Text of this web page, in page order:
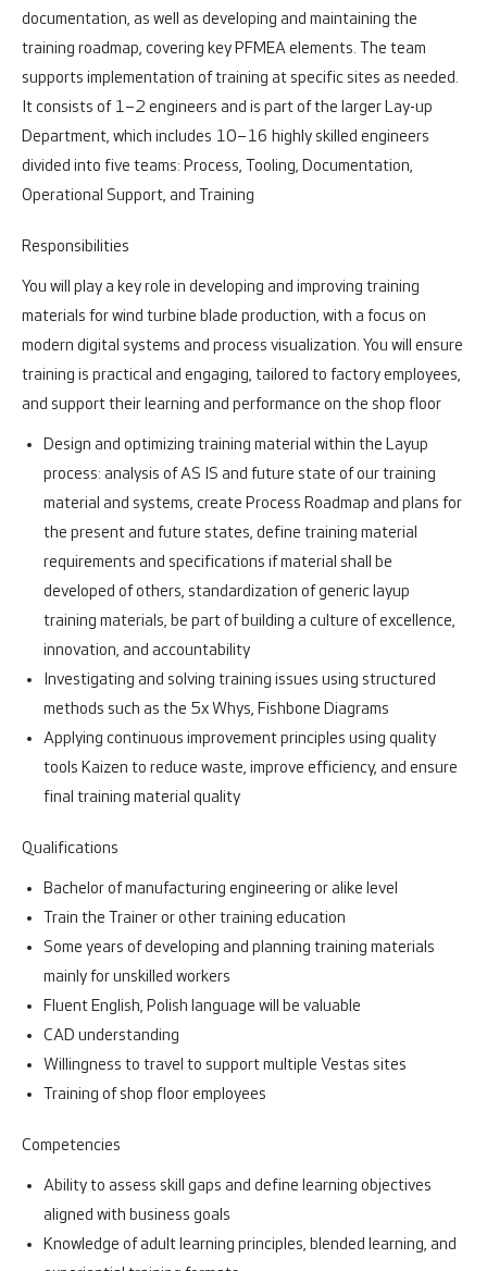
documentation, as well as developing and maintaining the
training roadmap, covering key PFMEA elements. The team
supports implementation of training at specific sites as needed.
It consists of 1–2 engineers and is part of the larger Lay-up
Department, which includes 10–16 highly skilled engineers
divided into five teams: Process, Tooling, Documentation,
Operational Support, and Training
Responsibilities
You will play a key role in developing and improving training
materials for wind turbine blade production, with a focus on
modern digital systems and process visualization. You will ensure
training is practical and engaging, tailored to factory employees,
and support their learning and performance on the shop floor
Design and optimizing training material within the Layup
process: analysis of AS IS and future state of our training
material and systems, create Process Roadmap and plans for
the present and future states, define training material
requirements and specifications if material shall be
developed of others, standardization of generic layup
training materials, be part of building a culture of excellence,
innovation, and accountability
Investigating and solving training issues using structured
methods such as the 5x Whys, Fishbone Diagrams
Applying continuous improvement principles using quality
tools Kaizen to reduce waste, improve efficiency, and ensure
final training material quality
Qualifications
Bachelor of manufacturing engineering or alike level
Train the Trainer or other training education
Some years of developing and planning training materials
mainly for unskilled workers
Fluent English, Polish language will be valuable
CAD understanding
Willingness to travel to support multiple Vestas sites
Training of shop floor employees
Competencies
Ability to assess skill gaps and define learning objectives
aligned with business goals
Knowledge of adult learning principles, blended learning, and